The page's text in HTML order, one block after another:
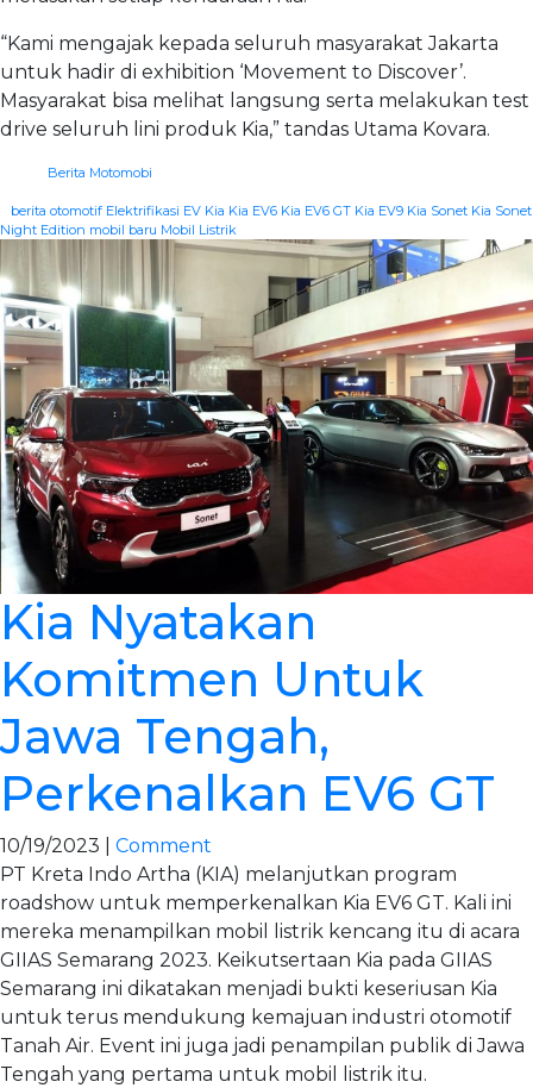
“Kami mengajak kepada seluruh masyarakat Jakarta
untuk hadir di exhibition ‘Movement to Discover’.
Masyarakat bisa melihat langsung serta melakukan test
drive seluruh lini produk Kia,” tandas Utama Kovara.
Berita Motomobi
berita otomotif Elektrifikasi EV Kia Kia EV6 Kia EV6 GT Kia EV9 Kia Sonet Kia Sonet
Night Edition mobil baru Mobil Listrik
Kia Nyatakan
Komitmen Untuk
Jawa Tengah,
Perkenalkan EV6 GT
10/19/2023 | Comment
PT Kreta Indo Artha (KIA) melanjutkan program
roadshow untuk memperkenalkan Kia EV6 GT. Kali ini
mereka menampilkan mobil listrik kencang itu di acara
GIIAS Semarang 2023. Keikutsertaan Kia pada GIIAS
Semarang ini dikatakan menjadi bukti keseriusan Kia
untuk terus mendukung kemajuan industri otomotif
Tanah Air. Event ini juga jadi penampilan publik di Jawa
Tengah yang pertama untuk mobil listrik itu.